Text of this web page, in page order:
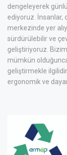
dengeleyerek
ediyoruz. İnsanlar,
merkezinde yer
sürdürülebilir ve
geliştiriyoruz.
mümkün
geliştirmekle
ergonomik ve